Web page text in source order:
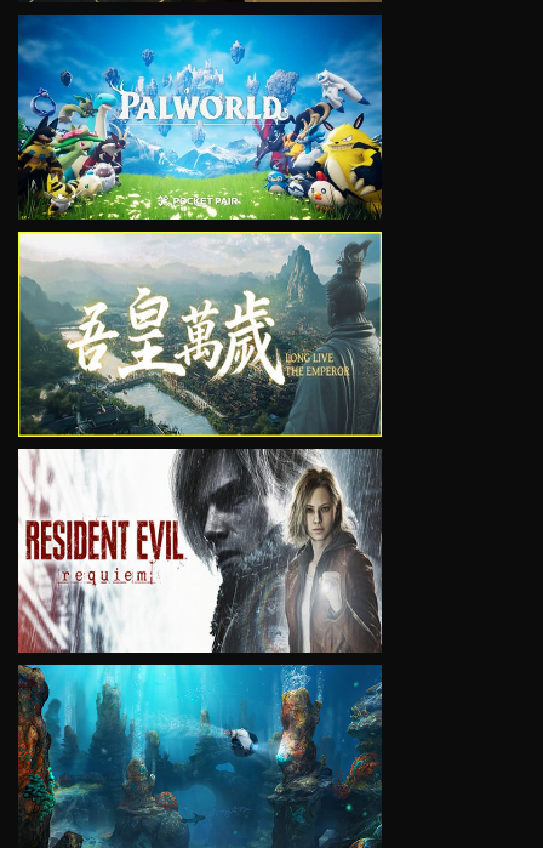
VIEW
VIEW
VIEW
VIEW